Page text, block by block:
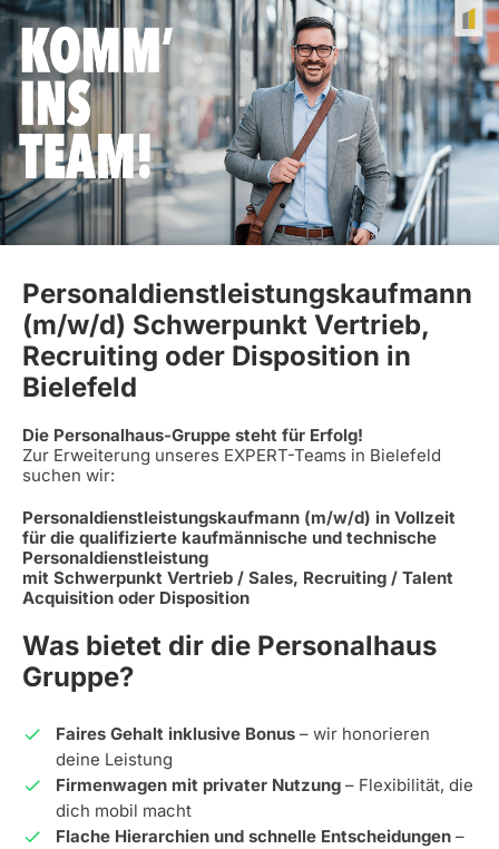
Personaldienstleistungskaufmann
(m/w/d) Schwerpunkt Vertrieb,
Recruiting oder Disposition in
Bielefeld
Die Personalhaus-Gruppe steht für Erfolg!
Zur Erweiterung unseres EXPERT-Teams in Bielefeld
suchen wir:
Personaldienstleistungskaufmann (m/w/d) in Vollzeit
für die qualifizierte kaufmännische und technische
Personaldienstleistung
mit Schwerpunkt Vertrieb / Sales, Recruiting / Talent
Acquisition oder Disposition
Was bietet dir die Personalhaus
Gruppe?
Faires Gehalt inklusive Bonus – wir honorieren
deine Leistung
Firmenwagen mit privater Nutzung – Flexibilität, die
dich mobil macht
Flache Hierarchien und schnelle Entscheidungen –